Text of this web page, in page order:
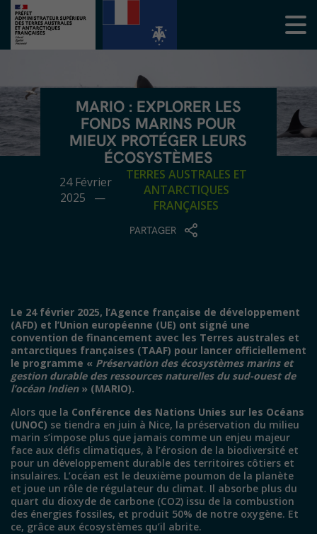
MARIO : EXPLORER LES
FONDS MARINS POUR
MIEUX PROTÉGER LEURS
ÉCOSYSTÈMES
24 Février
2025 —
TERRES AUSTRALES ET
ANTARCTIQUES
FRANÇAISES
PARTAGER
Le 24 février 2025, l’Agence française de développement
(AFD) et l’Union européenne (UE) ont signé une
convention de financement avec les Terres australes et
antarctiques françaises (TAAF) pour lancer officiellement
le programme « Préservation des écosystèmes marins et
gestion durable des ressources naturelles du sud-ouest de
l’océan Indien» (MARIO).
Alors que la Conférence des Nations Unies sur les Océans
(UNOC) se tiendra en juin à Nice, la préservation du milieu
marin s’impose plus que jamais comme un enjeu majeur
face aux défis climatiques, à l’érosion de la biodiversité et
pour un développement durable des territoires côtiers et
insulaires. L’océan est le deuxième poumon de la planète
et joue un rôle de régulateur du climat. Il absorbe plus du
quart du dioxyde de carbone (CO2) issu de la combustion
des énergies fossiles, et produit 50% de notre oxygène. Et
ce, grâce aux écosystèmes qu’il abrite.